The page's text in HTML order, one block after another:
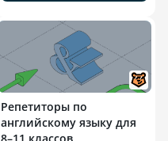
Репетиторы по
английскому языку для